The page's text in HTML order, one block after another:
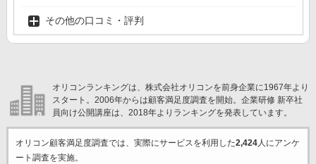
その他の口コミ・評判
オリコンランキングは、株式会社オリコンを前身企業に1967年より
スタート。2006年からは顧客満足度調査を開始。企業研修 新卒社
員向け公開講座は、2018年よりランキングを発表しています。
オリコン顧客満足度調査では、実際にサービスを利用した2,424人にアンケ
ート調査を実施。